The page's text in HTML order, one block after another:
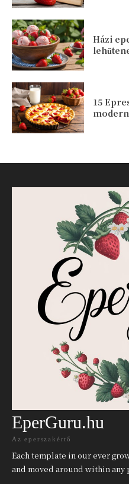
Házi
15
EperGuru.hu
Az eperszakértő
Each template in our ever
and moved around within